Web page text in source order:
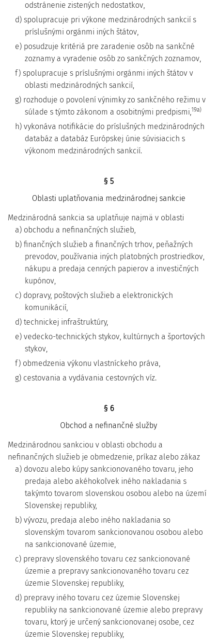
odstránenie zistených nedostatkov,
d) spolupracuje pri výkone medzinárodných sankcií s
príslušnými orgánmi iných štátov,
e) posudzuje kritériá pre zaradenie osôb na sankčné
zoznamy a vyradenie osôb zo sankčných zoznamov,
f) spolupracuje s príslušnými orgánmi iných štátov v
oblasti medzinárodných sankcií,
g) rozhoduje o povolení výnimky zo sankčného režimu v
súlade s týmto zákonom a osobitnými predpismi,19a)
h) vykonáva notifikácie do príslušných medzinárodných
databáz a databáz Európskej únie súvisiacich s
výkonom medzinárodných sankcií.
§ 5
Oblasti uplatňovania medzinárodnej sankcie
Medzinárodná sankcia sa uplatňuje najmä v oblasti
a) obchodu a nefinančných služieb,
b) finančných služieb a finančných trhov, peňažných
prevodov, používania iných platobných prostriedkov,
nákupu a predaja cenných papierov a investičných
kupónov,
c) dopravy, poštových služieb a elektronických
komunikácií,
d) technickej infraštruktúry,
e) vedecko-technických stykov, kultúrnych a športových
stykov,
f) obmedzenia výkonu vlastníckeho práva,
g) cestovania a vydávania cestovných víz.
§ 6
Obchod a nefinančné služby
Medzinárodnou sankciou v oblasti obchodu a
nefinančných služieb je obmedzenie, príkaz alebo zákaz
a) dovozu alebo kúpy sankcionovaného tovaru, jeho
predaja alebo akéhokoľvek iného nakladania s
takýmto tovarom slovenskou osobou alebo na území
Slovenskej republiky,
b) vývozu, predaja alebo iného nakladania so
slovenským tovarom sankcionovanou osobou alebo
na sankcionované územie,
c) prepravy slovenského tovaru cez sankcionované
územie a prepravy sankcionovaného tovaru cez
územie Slovenskej republiky,
d) prepravy iného tovaru cez územie Slovenskej
republiky na sankcionované územie alebo prepravy
tovaru, ktorý je určený sankcionovanej osobe, cez
územie Slovenskej republiky,